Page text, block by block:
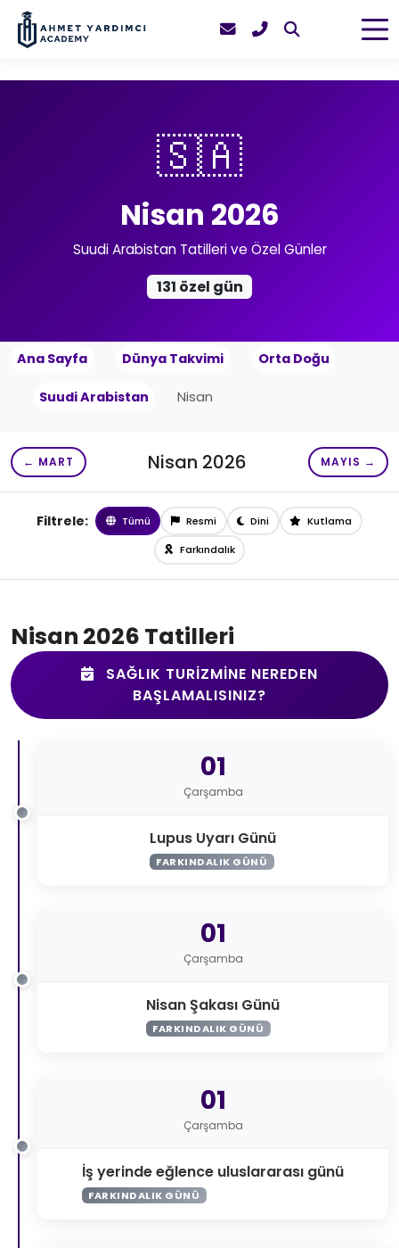
🇸🇦
Nisan 2026
Suudi Arabistan Tatilleri ve Özel Günler
131 özel gün
Ana Sayfa Dünya Takvimi Orta Doğu
Suudi Arabistan Nisan
← MART Nisan 2026 MAYIS →
Filtrele: Tümü Resmi Dini Kutlama
Farkındalık
Nisan 2026 Tatilleri
SAĞLIK TURIZMINE NEREDEN
BAŞLAMALISINIZ?
01
Çarşamba
Lupus Uyarı Günü
FARKINDALIK GÜNÜ
01
Çarşamba
Nisan Şakası Günü
FARKINDALIK GÜNÜ
01
Çarşamba
İş yerinde eğlence uluslararası günü
FARKINDALIK GÜNÜ